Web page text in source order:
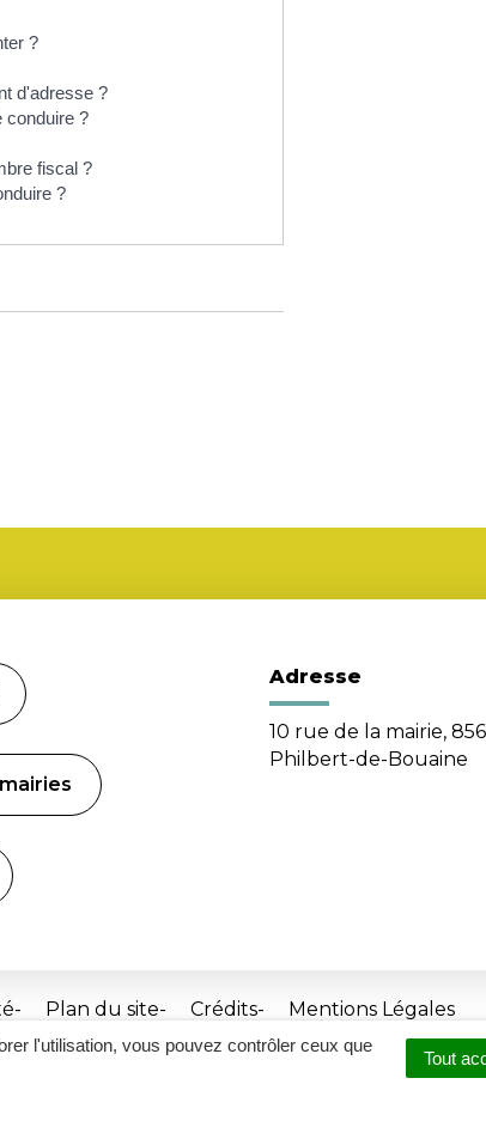
l'utilisation, vous pouvez contrôler ceux que
Tout
?
d'adresse ?
conduire ?
fiscal ?
?
Adresse
10 rue de la mairie,
Philbert-de-Bouaine
Plan du site Crédits Mentions Légales